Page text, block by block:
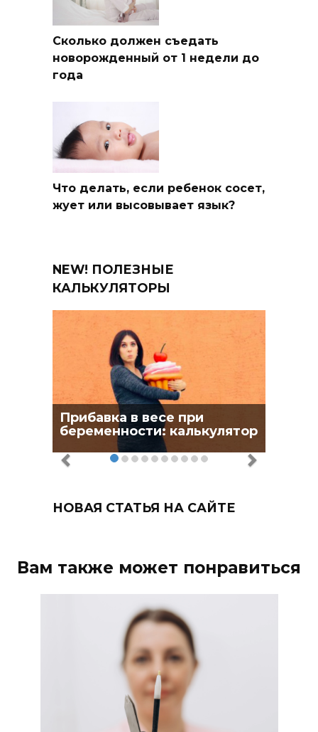
Сколько должен съедать
новорожденный от 1 недели до
года
Что делать, если ребенок сосет,
жует или высовывает язык?
NEW! ПОЛЕЗНЫЕ
КАЛЬКУЛЯТОРЫ
Прибавка в весе при
беременности: калькулятор
НОВАЯ СТАТЬЯ НА САЙТЕ
Вам также может понравиться